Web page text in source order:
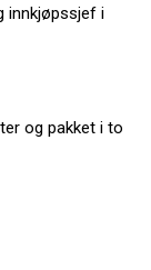
innkjøpssjef i
og pakket i to